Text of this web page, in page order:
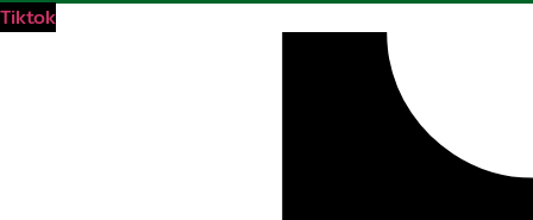
Tiktok